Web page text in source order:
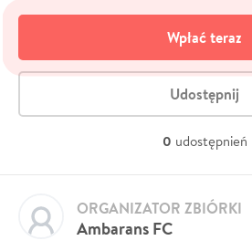
Wpłać teraz
Udostępnij
0 udostępnień
Ambarans FC
ORGANIZATOR ZBIÓRKI